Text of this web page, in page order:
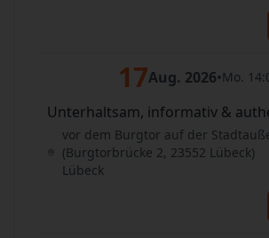
17Aug. 2026•Mo.
Unterhaltsam, informativ &
vor dem Burgtor auf der
(Burgtorbrücke 2, 23552 Lübeck)
Lübeck